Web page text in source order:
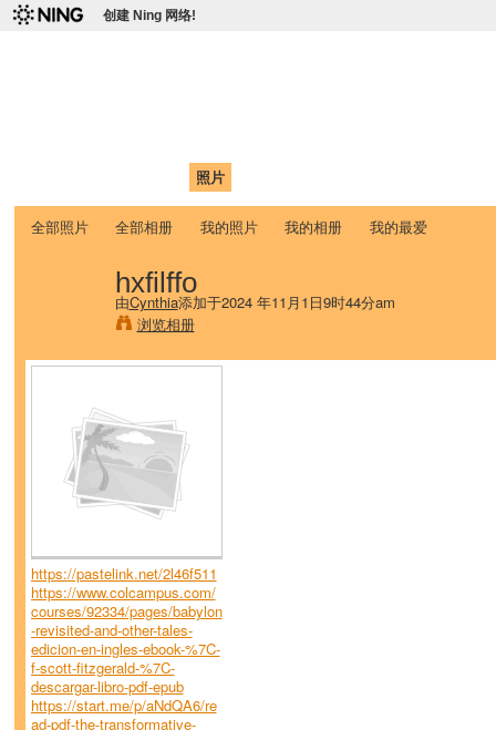
创建 Ning 网络!
照片
全部照片 全部相册 我的照片 我的相册 我的最爱
hxfilffo
由Cynthia添加于2024 年11月1日9时44分am
浏览相册
https://pastelink.net/2l46f511
https://www.colcampus.com/
courses/92334/pages/babylon
-revisited-and-other-tales-
edicion-en-ingles-ebook-%7C-
f-scott-fitzgerald-%7C-
descargar-libro-pdf-epub
https://start.me/p/aNdQA6/re
ad-pdf-the-transformative-